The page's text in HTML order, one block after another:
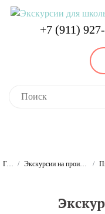
+7 (911)
Главная Экскурсии на производства для школьников и студентов